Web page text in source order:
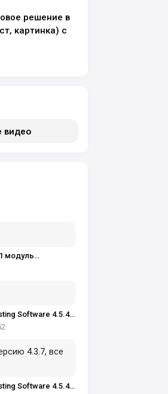
решение в
картинка) с
видео
4.3.7, все